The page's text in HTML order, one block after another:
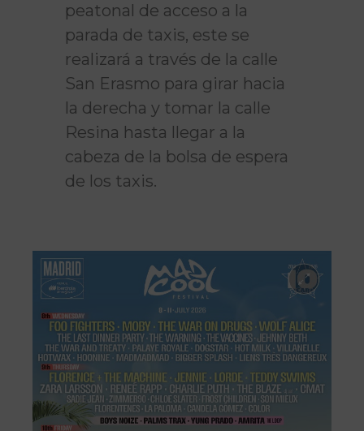
peatonal de acceso a la
parada de taxis, este se
realizará a través de la calle
San Erasmo para girar hacia
la derecha y tomar la calle
Resina hasta llegar a la
cabeza de la bolsa de espera
de los taxis.